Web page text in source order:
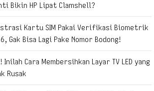
Bikin HP Lipat Clamshell?
Kartu SIM Pakai Verifikasi Biometrik
Gak Bisa Lagi Pake Nomor Bodong!
Inilah Cara Membersihkan Layar TV LED yang
Rusak